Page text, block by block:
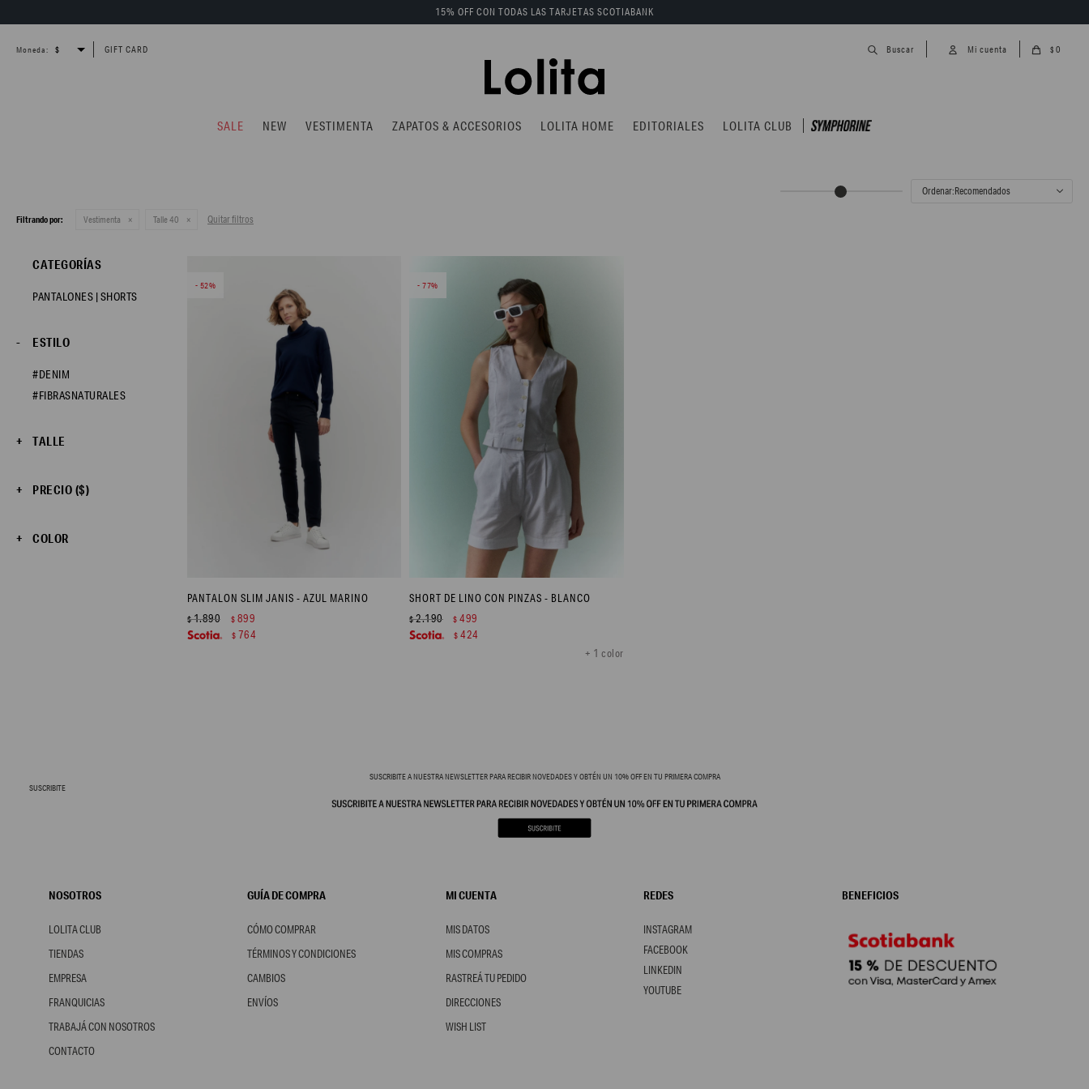
SALE NEW VESTIMENTA ZAPATOS & ACCESORIOS LOLITA HOME EDITORIALES LOLITA CLUB
$ 0
15% OFF CON TODAS LAS TARJETAS SCOTIABANK
Moneda: GIFT CARD
Recomendados
Filtrando por: Vestimenta Talle 40 Quitar filtros
52
PANTALON SLIM JANIS - AZUL MARINO
$1.890 $ 899
$ 764
77
SHORT DE LINO CON PINZAS - BLANCO
+ 1 color
$2.190 $ 499
$ 424
CATEGORÍAS
PANTALONES | SHORTS
TALLE
PRECIO ($)
ESTILO
#DENIM
#FIBRASNATURALES
COLOR
SUSCRIBITE A NUESTRA NEWSLETTER PARA RECIBIR NOVEDADES Y OBTÉN UN 10% OFF EN TU PRIMERA COMPRA
SUSCRIBITE
NOSOTROS
LOLITA CLUB
TIENDAS
EMPRESA
FRANQUICIAS
TRABAJÁ CON NOSOTROS
CONTACTO
GUÍA DE COMPRA
CÓMO COMPRAR
TÉRMINOS Y CONDICIONES
CAMBIOS
ENVÍOS
MI CUENTA
MIS DATOS
MIS COMPRAS
RASTREÁ TU PEDIDO
DIRECCIONES
WISH LIST
REDES
FACEBOOK
YOUTUBE
INSTAGRAM
LINKEDIN
BENEFICIOS